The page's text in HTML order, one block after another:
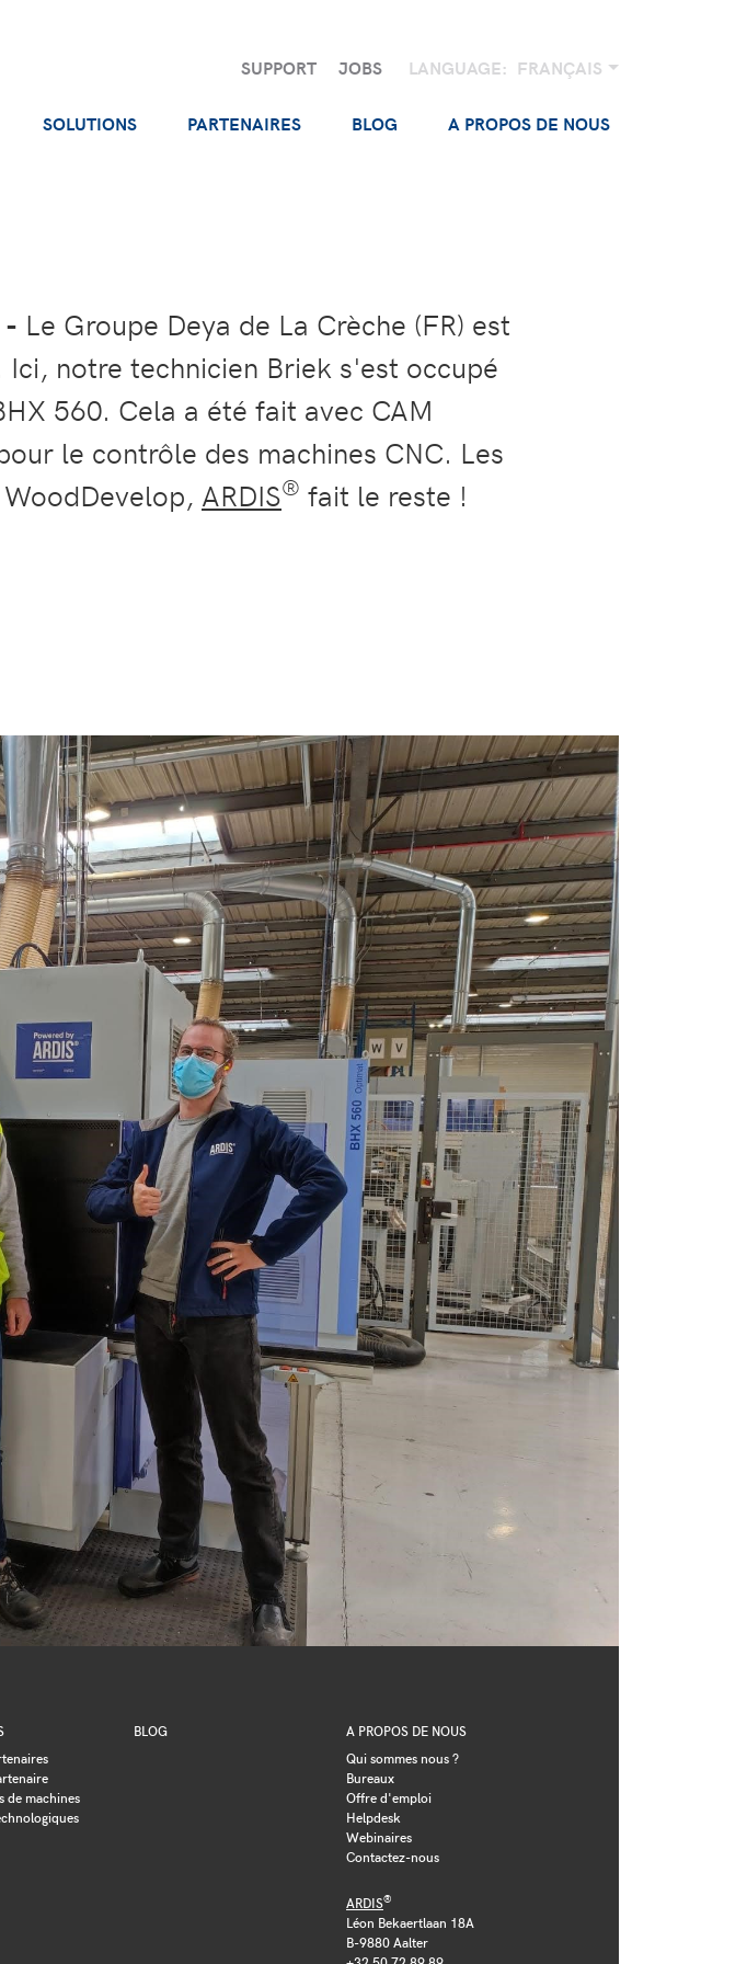
SUPPORT JOBS LANGUAGE: FRANÇAIS
SOLUTIONS PARTENAIRES BLOG A PROPOS DE NOUS
- Le Groupe Deya de La Crèche (FR) est
notre technicien Briek s'est occupé
560. Cela a été fait avec CAM
le contrôle des machines CNC. Les
ARDIS® fait le reste !
de machines
BLOG
A PROPOS DE NOUS
Qui sommes nous ?
Bureaux
Offre d'emploi
Helpdesk
Webinaires
Contactez-nous
ARDIS®
Léon Bekaertlaan 18A
B-9880 Aalter